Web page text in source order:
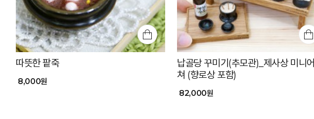
따뜻한 팥죽
8,000원
납골당 꾸미기(추모관)_제사상 미니어
쳐 (향로상 포함)
82,000원